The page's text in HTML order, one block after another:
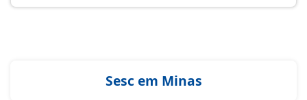
Sesc em Minas